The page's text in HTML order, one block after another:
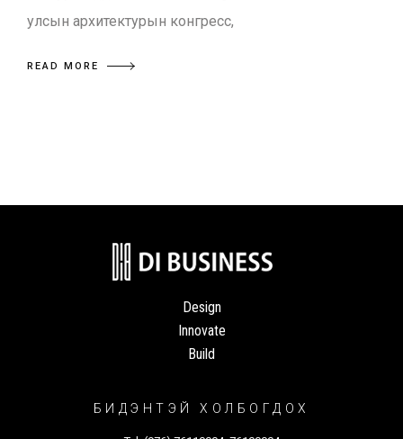
улсын архитектурын конгресс,
READ MORE
Design
Innovate
Build
БИДЭНТЭЙ ХОЛБОГДОХ